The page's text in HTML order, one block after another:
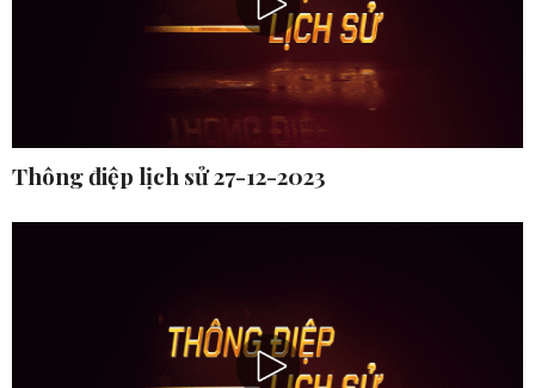
Thông điệp lịch sử 27-12-2023